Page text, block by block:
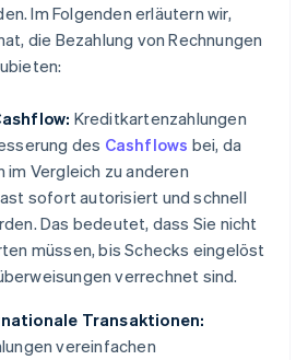
Im Folgenden erläutern wir,
die Bezahlung von Rechnungen
Kreditkartenzahlungen
des Cashflows bei, da
im Vergleich zu anderen
sofort autorisiert und schnell
Das bedeutet, dass Sie nicht
müssen, bis Schecks eingelöst
verrechnet sind.
Transaktionen:
vereinfachen